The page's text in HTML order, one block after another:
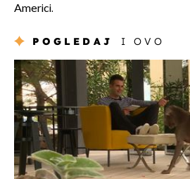
Americi.
POGLEDAJ I OVO